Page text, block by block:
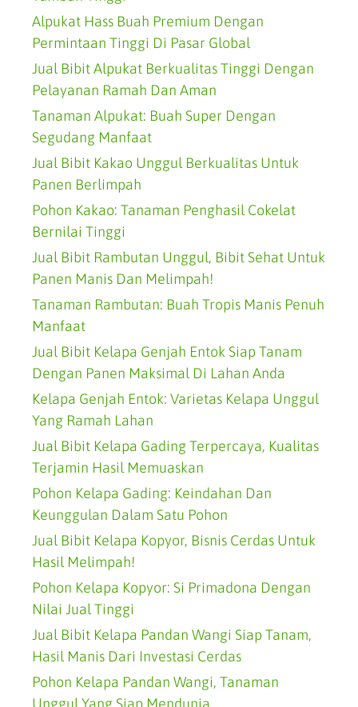
Alpukat Hass Buah Premium Dengan
Permintaan Tinggi Di Pasar Global
Jual Bibit Alpukat Berkualitas Tinggi Dengan
Pelayanan Ramah Dan Aman
Tanaman Alpukat: Buah Super Dengan
Segudang Manfaat
Jual Bibit Kakao Unggul Berkualitas Untuk
Panen Berlimpah
Pohon Kakao: Tanaman Penghasil Cokelat
Bernilai Tinggi
Jual Bibit Rambutan Unggul, Bibit Sehat Untuk
Panen Manis Dan Melimpah!
Tanaman Rambutan: Buah Tropis Manis Penuh
Manfaat
Jual Bibit Kelapa Genjah Entok Siap Tanam
Dengan Panen Maksimal Di Lahan Anda
Kelapa Genjah Entok: Varietas Kelapa Unggul
Yang Ramah Lahan
Jual Bibit Kelapa Gading Terpercaya, Kualitas
Terjamin Hasil Memuaskan
Pohon Kelapa Gading: Keindahan Dan
Keunggulan Dalam Satu Pohon
Jual Bibit Kelapa Kopyor, Bisnis Cerdas Untuk
Hasil Melimpah!
Pohon Kelapa Kopyor: Si Primadona Dengan
Nilai Jual Tinggi
Jual Bibit Kelapa Pandan Wangi Siap Tanam,
Hasil Manis Dari Investasi Cerdas
Pohon Kelapa Pandan Wangi, Tanaman
Unggul Yang Siap Mendunia